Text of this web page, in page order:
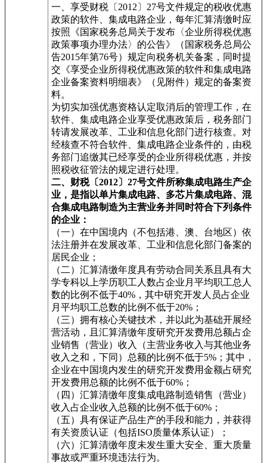
一、享受财税〔2012〕27号文件规定的税收优惠
政策的软件、集成电路企业，每年汇算清缴时应
按照《国家税务总局关于发布〈企业所得税优惠
政策事项办理办法〉的公告》（国家税务总局公
告2015年第76号）规定向税务机关备案，同时提
交《享受企业所得税优惠政策的软件和集成电路
企业备案资料明细表》（见附件）规定的备案资
料。
为切实加强优惠资格认定取消后的管理工作，在
软件、集成电路企业享受优惠政策后，税务部门
转请发展改革、工业和信息化部门进行核查。对
经核查不符合软件、集成电路企业条件的，由税
务部门追缴其已经享受的企业所得税优惠，并按
照税收征管法的规定进行处理。
二、财税〔2012〕27号文件所称集成电路生产企
业，是指以单片集成电路、多芯片集成电路、混
合集成电路制造为主营业务并同时符合下列条件
的企业：
（一）在中国境内（不包括港、澳、台地区）依
法注册并在发展改革、工业和信息化部门备案的
居民企业；
（二）汇算清缴年度具有劳动合同关系且具有大
学专科以上学历职工人数占企业月平均职工总人
数的比例不低于40%，其中研究开发人员占企业
月平均职工总数的比例不低于20%；
（三）拥有核心关键技术，并以此为基础开展经
营活动，且汇算清缴年度研究开发费用总额占企
业销售（营业）收入（主营业务收入与其他业务
收入之和，下同）总额的比例不低于5%；其中，
企业在中国境内发生的研究开发费用金额占研究
开发费用总额的比例不低于60%；
（四）汇算清缴年度集成电路制造销售（营业）
收入占企业收入总额的比例不低于60%；
（五）具有保证产品生产的手段和能力，并获得
有关资质认证（包括ISO质量体系认证）；
（六）汇算清缴年度未发生重大安全、重大质量
事故或严重环境违法行为。